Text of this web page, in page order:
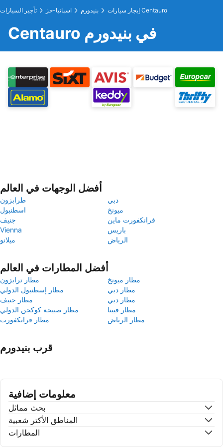
تأجير السيارات اسبانيا-جز بنيدورم إيجار سيارات Centauro
Centauro في بنيدورم
أفضل الوجهات في العالم
طرابزون
دبي
اسطنبول
ميونخ
جنيف
فرانكفورت ماين
Vienna
باريس
ميلانو
الرياض
أفضل المطارات في العالم
مطار ترابزون
مطار ميونخ
مطار إسطنبول الدولي
مطار دبي
مطار جنيف
مطار دبي
مطار صبيحة كوكجن الدولي
مطار فيينا
مطار فرانكفورت
مطار الرياض
قرب بنيدورم
معلومات إضافية
بحث مماثل
المناطق الأكتر شعبية
المطارات